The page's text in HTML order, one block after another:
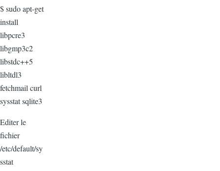
$ sudo apt-get
install
libpcre3
libgmp3c2
libstdc++5
libltdl3
fetchmail curl
sysstat sqlite3
Editer le
fichier
/etc/default/sy
sstat